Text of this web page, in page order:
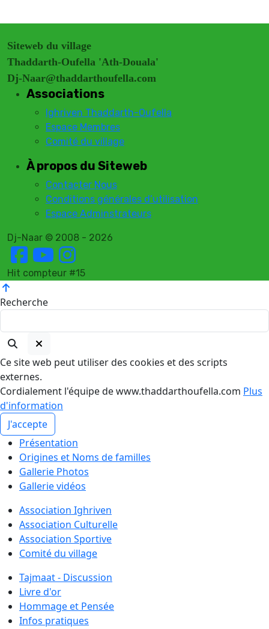
Siteweb du village
Thaddarth-Oufella 'Ath-Douala'
Dj-Naar@thaddarthoufella.com
Associations
Ighriven Thaddarth-Oufella
Espace Membres
Comité du village
À propos du Siteweb
Contacter Nous
Conditions générales d’utilisation
Espace Adminstrateurs
Dj-Naar © 2008 - 2026
Hit compteur #15
Recherche
Ce site web peut utiliser des cookies et des scripts
externes.
Cordialement l'équipe de www.thaddarthoufella.com Plus
d'information
J'accepte
Présentation
Origines et Noms de familles
Gallerie Photos
Gallerie vidéos
Association Ighriven
Association Culturelle
Association Sportive
Comité du village
Tajmaat - Discussion
Livre d'or
Hommage et Pensée
Infos pratiques